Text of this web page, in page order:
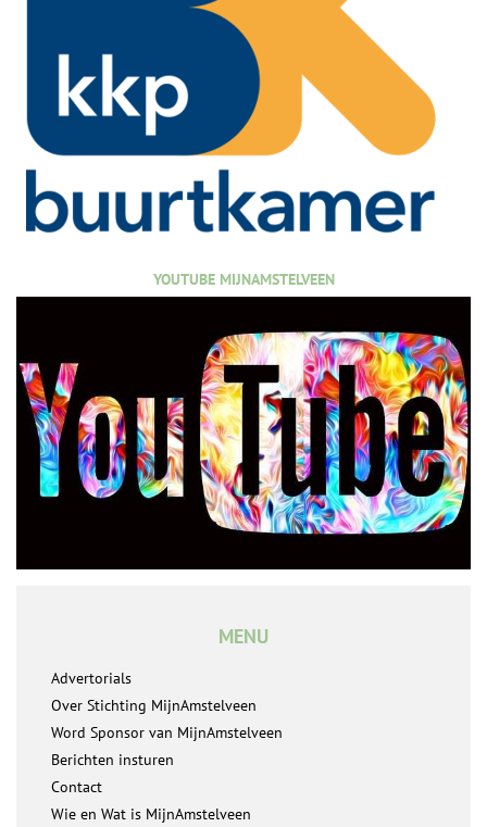
YOUTUBE MIJNAMSTELVEEN
MENU
Advertorials
Over Stichting MijnAmstelveen
Word Sponsor van MijnAmstelveen
Berichten insturen
Contact
Wie en Wat is MijnAmstelveen